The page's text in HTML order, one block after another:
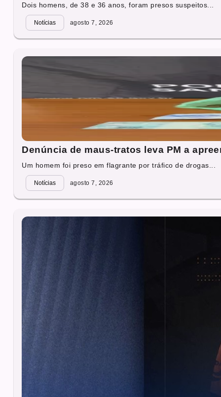
Dois homens, de 38 e 36 anos, foram presos suspeitos...
Notícias agosto 7, 2026
Denúncia de maus-tratos leva PM a
Um homem foi preso em flagrante por tráfico de drogas...
Notícias agosto 7, 2026